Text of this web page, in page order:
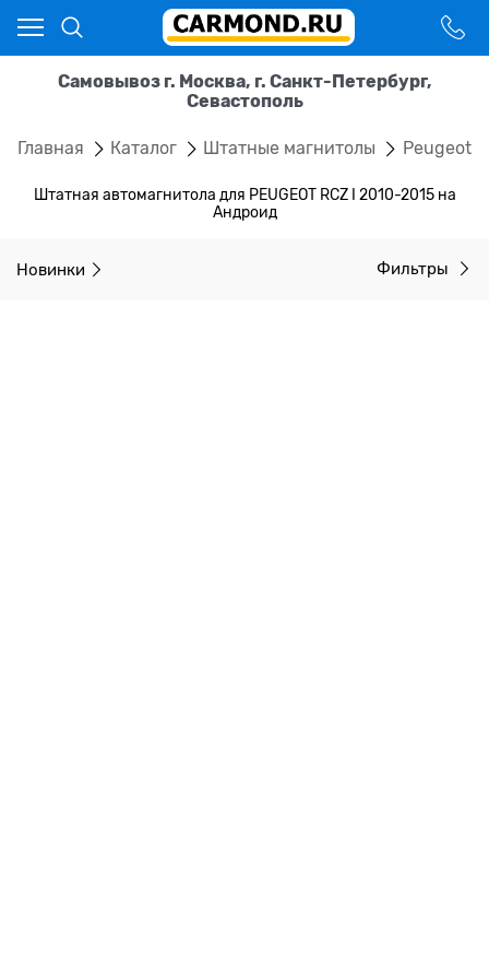
Самовывоз г. Москва, г. Санкт-Петербург,
Севастополь
Главная Каталог Штатные магнитолы Peugeot
Штатная автомагнитола для PEUGEOT RCZ I 2010-2015 на
Андроид
Новинки Фильтры